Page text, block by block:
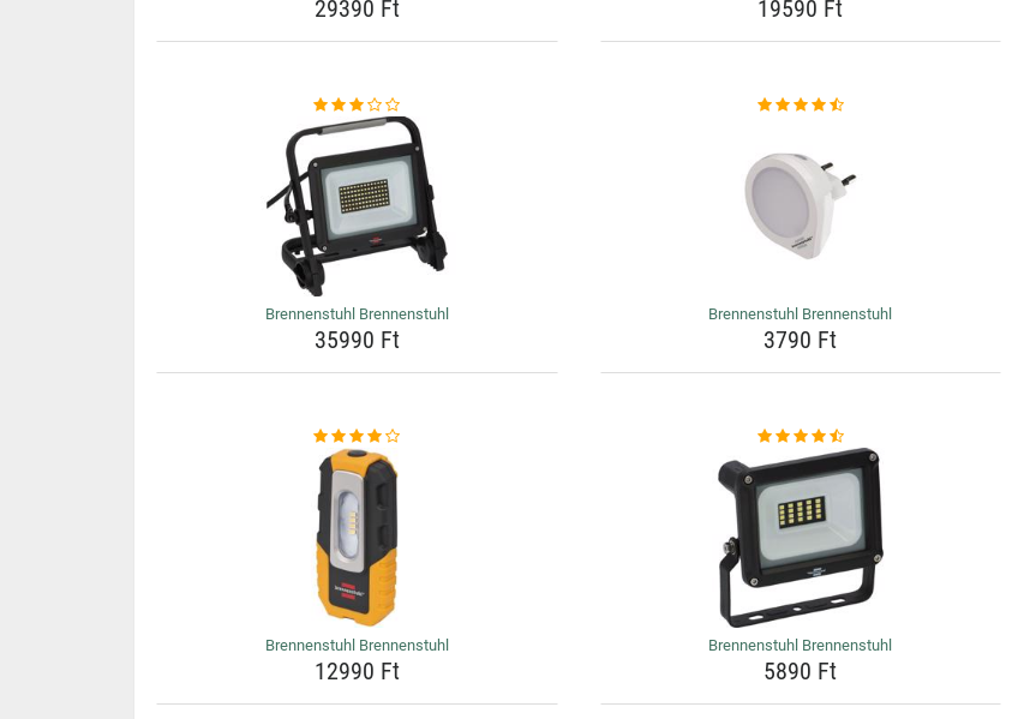
29390 Ft 19590 Ft
Brennenstuhl Brennenstuhl
35990 Ft
Brennenstuhl Brennenstuhl
3790 Ft
Brennenstuhl Brennenstuhl
12990 Ft
Brennenstuhl Brennenstuhl
5890 Ft